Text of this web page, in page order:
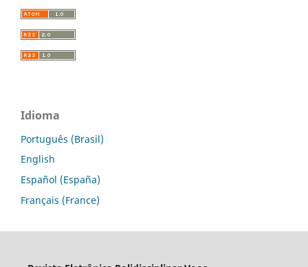
Idioma
Português (Brasil)
English
Español (España)
Français (France)